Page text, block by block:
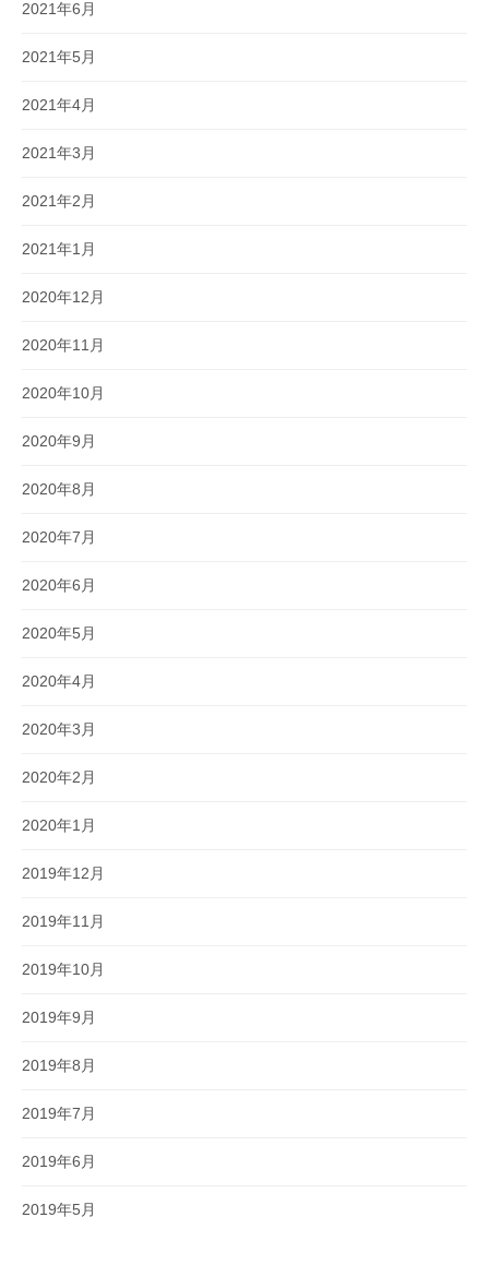
2021年6月
2021年5月
2021年4月
2021年3月
2021年2月
2021年1月
2020年12月
2020年11月
2020年10月
2020年9月
2020年8月
2020年7月
2020年6月
2020年5月
2020年4月
2020年3月
2020年2月
2020年1月
2019年12月
2019年11月
2019年10月
2019年9月
2019年8月
2019年7月
2019年6月
2019年5月